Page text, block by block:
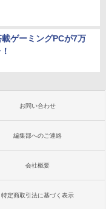
ゲーミングPCが7万
お問い合わせ
編集部へのご連絡
会社概要
特定商取引法に基づく表示